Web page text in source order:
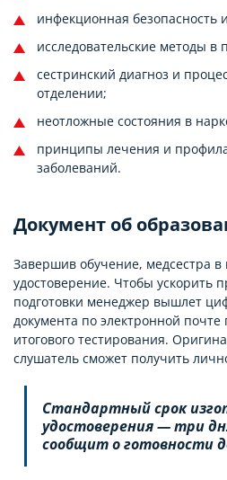
инфекционная безопасность
исследовательские методы в
сестринский диагноз и
отделении;
неотложные состояния в
принципы лечения и
заболеваний.
Документ об
Завершив обучение, медсестра в
удостоверение. Чтобы ускорить
подготовки менеджер вышлет
документа по электронной
итогового тестирования.
слушатель сможет получить
Стандартный срок
удостоверения — три
сообщит о готовности